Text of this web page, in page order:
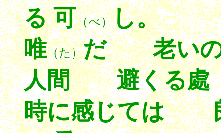
る 可（べ）し。
唯（た）だ 老いの
人間 避くる處
時に感じては